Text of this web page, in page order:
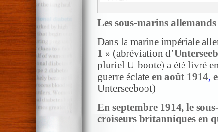
Les sous-marins
Dans la marine impériale
1 » (abréviation d’
pluriel U-boote) a été livré
guerre éclate en août 1914,
Unterseeboot)
En septembre 1914, le
croiseurs britanniques en